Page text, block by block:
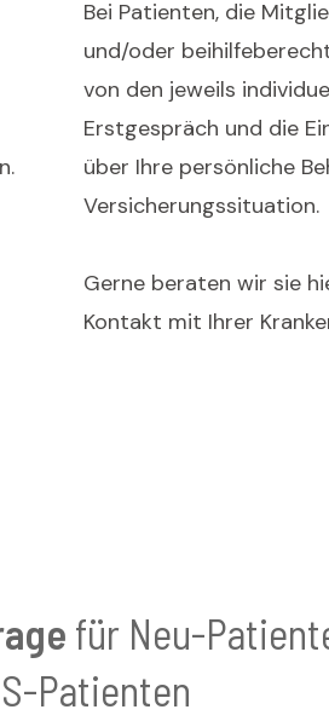
Bei Patienten, die
und/oder
von den jeweils
Erstgespräch und die
über Ihre persönliche
Versicherungssituation.
Gerne beraten wir sie
Kontakt mit Ihrer
für Neu-
Patienten